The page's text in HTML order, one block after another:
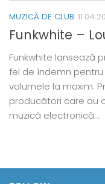
MUZICĂ DE CLUB
Funkwhite –
Funkwhite lansează
fel de îndemn
volumele la maxim.
producători care au
muzică electronică…